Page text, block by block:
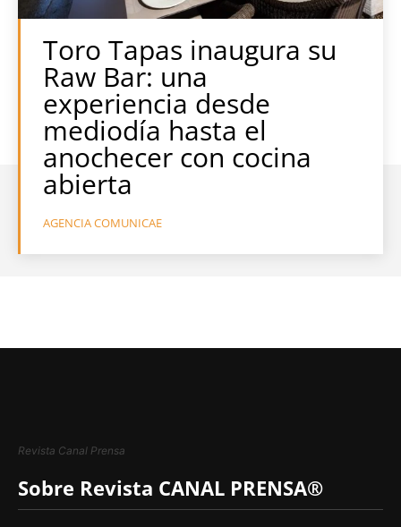
Toro Tapas inaugura su
Raw Bar: una
experiencia desde
mediodía hasta el
anochecer con cocina
abierta
AGENCIA COMUNICAE
Revista Canal Prensa
Sobre Revista CANAL PRENSA®